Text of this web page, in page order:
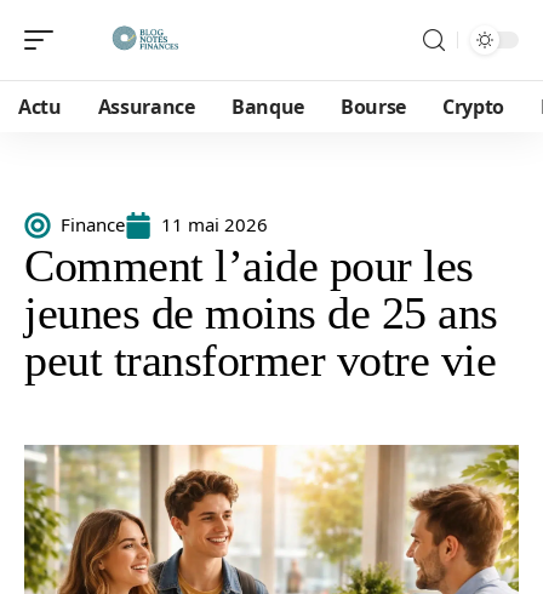
Actu Assurance Banque Bourse Crypto
Finance 11 mai 2026
Comment l’aide pour les
jeunes de moins de 25 ans
peut transformer votre vie